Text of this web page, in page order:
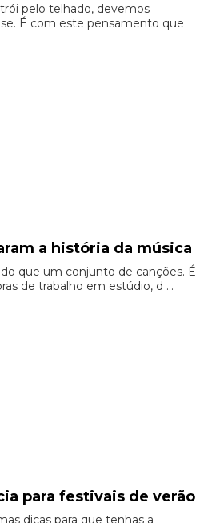
pelo telhado, devemos
É com este pensamento que
a história da música
que um conjunto de canções. É
de trabalho em estúdio, d ...
para festivais de verão
dicas para que tenhas a